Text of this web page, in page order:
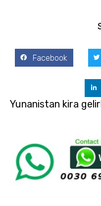
Facebook
Yunanistan kira